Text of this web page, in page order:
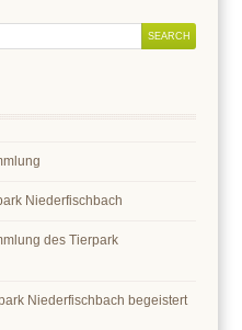
Niederfischbach
des Tierpark
Niederfischbach begeistert